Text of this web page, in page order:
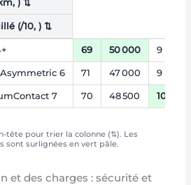
︎) ⇅
(/10, ︎) ⇅
69 50 000 9
Asymmetric 6 71 47 000 9
7 70 48 500 10
tête pour trier la colonne (⇅). Les
sont surlignées en vert pâle.
et des charges : sécurité et